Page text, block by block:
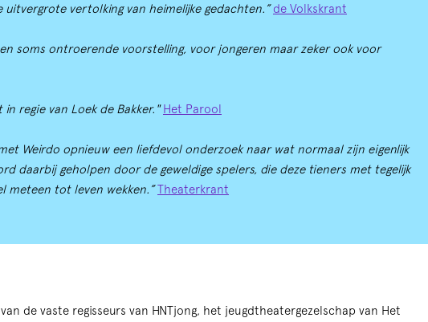
vertolking van heimelijke gedachten.” de Volkskrant
soms ontroerende voorstelling, voor jongeren maar zeker ook voor
regie van Loek de Bakker."Het Parool
Weirdo opnieuw een liefdevol onderzoek naar wat normaal zijn eigenlijk
daarbij geholpen door de geweldige spelers, die deze tieners met tegelijk
meteen tot leven wekken.”Theaterkrant
de vaste regisseurs van HNTjong, het jeugdtheatergezelschap van Het